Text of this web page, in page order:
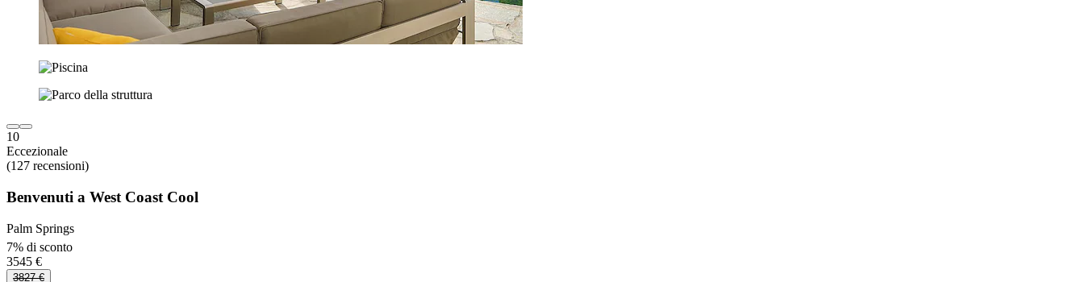
10
Eccezionale
(127 recensioni)
Benvenuti a West Coast Cool
Palm Springs
7% di sconto
3545 €
3827 €